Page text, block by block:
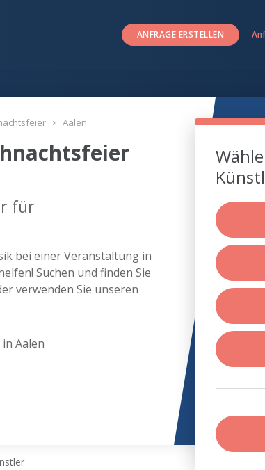
ANFRAGE ERSTELLEN
Aalen
für
bei einer Veranstaltung in
Suchen und finden Sie
verwenden Sie unseren
in Aalen